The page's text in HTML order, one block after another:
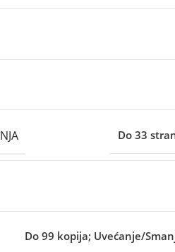
Do 33
Do 99 kopija; Uvećanje/